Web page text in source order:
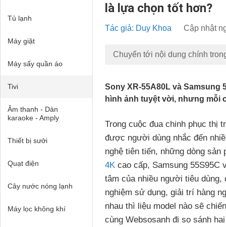
Tủ lạnh
Máy giặt
Máy sấy quần áo
Tivi
Âm thanh - Dàn
karaoke - Amply
Thiết bị sưởi
Quạt điện
Cây nước nóng lạnh
Máy lọc không khí
là lựa chọn tốt hơn?
Tác giả: Duy Khoa Cập nhật
Chuyển tới nội dung chính
Sony XR-55A80L và Samsung
hình ảnh tuyệt vời, nhưng mỗi
Trong cuộc đua chinh phục thị
được người dùng nhắc đến
nghệ tiên tiến, những dòng
4K cao cấp, Samsung 55S95C
tâm của nhiều người tiêu
nghiệm sử dụng, giải trí hàng
nhau thì liệu model nào sẽ
cùng Websosanh đi so sánh